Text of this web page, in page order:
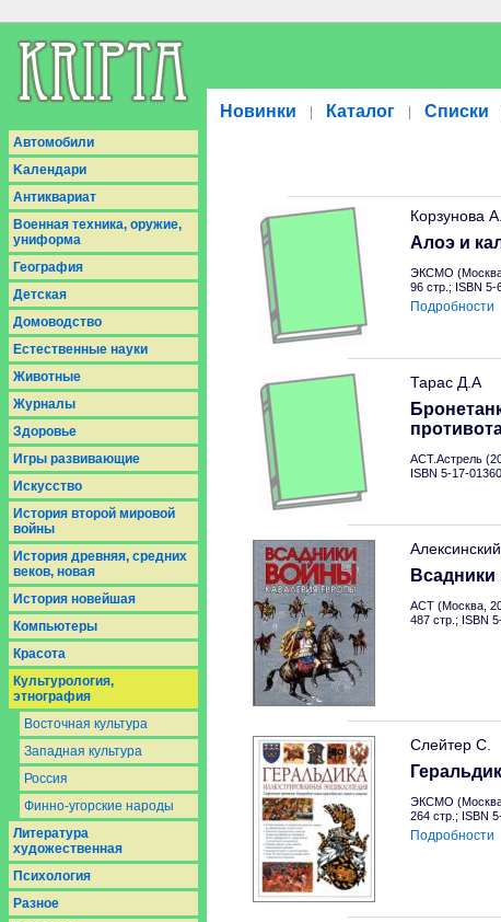
Новинки Каталог Списки
Aвтомобили
Kалендари
Антиквариат
Военная техника, оружие,
униформа
География
Детская
Домоводство
Естественные науки
Животные
Журналы
Здоровье
Игры развивающие
Искусство
История второй мировой
войны
История древняя, средних
веков, новая
История новейшая
Компьютеры
Красота
Культурология,
этнография
Восточная культура
Западная культура
Россия
Финно-угорские народы
Литература
художественная
Психология
Разное
Корзунова
Алоэ и
ЭКСМО
96 стр.; ISBN 5-
Подробности
Тарас Д.А
АСТ.Астрель
ISBN 5-17-
АСТ (Москва,
487 стр.; ISBN
Слейтер С.
ЭКСМО
264 стр.; ISBN
Подробности